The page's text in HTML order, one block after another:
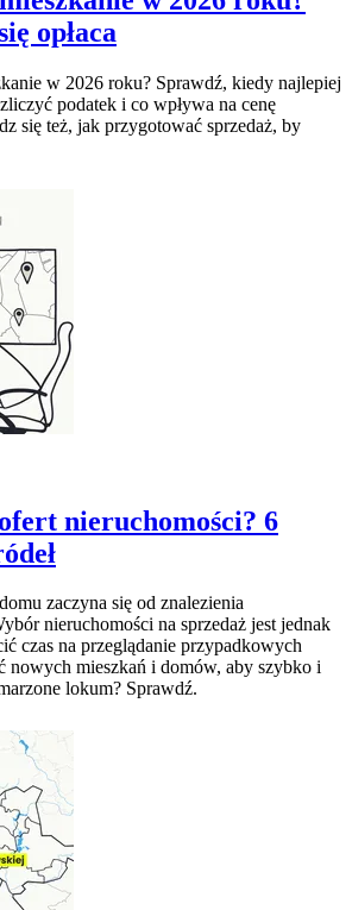
opłaca
w 2026 roku? Sprawdź, kiedy najlepiej
podatek i co wpływa na cenę
się też, jak przygotować sprzedaż, by
nieruchomości? 6
zaczyna się od znalezienia
nieruchomości na sprzedaż jest jednak
czas na przeglądanie przypadkowych
nowych mieszkań i domów, aby szybko i
lokum? Sprawdź.